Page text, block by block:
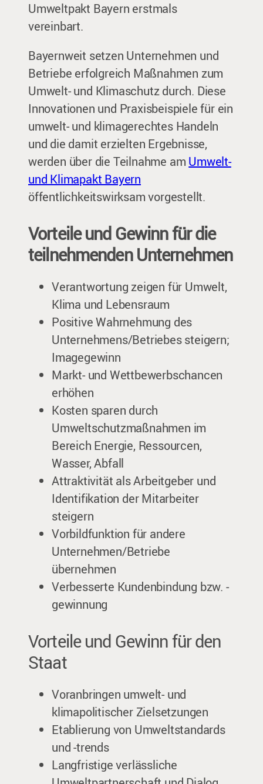
Umweltpakt Bayern erstmals
vereinbart.
Bayernweit setzen Unternehmen und
Betriebe erfolgreich Maßnahmen zum
Umwelt- und Klimaschutz durch. Diese
Innovationen und Praxisbeispiele für ein
umwelt- und klimagerechtes Handeln
und die damit erzielten Ergebnisse,
werden über die Teilnahme am Umwelt-
und Klimapakt Bayern
öffentlichkeitswirksam vorgestellt.
Vorteile und Gewinn für die
teilnehmenden Unternehmen
Verantwortung zeigen für Umwelt,
Klima und Lebensraum
Positive Wahrnehmung des
Unternehmens/Betriebes steigern;
Imagegewinn
Markt- und Wettbewerbschancen
erhöhen
Kosten sparen durch
Umweltschutzmaßnahmen im
Bereich Energie, Ressourcen,
Wasser, Abfall
Attraktivität als Arbeitgeber und
Identifikation der Mitarbeiter
steigern
Vorbildfunktion für andere
Unternehmen/Betriebe
übernehmen
Verbesserte Kundenbindung bzw. -
gewinnung
Vorteile und Gewinn für den
Staat
Voranbringen umwelt- und
klimapolitischer Zielsetzungen
Etablierung von Umweltstandards
und -trends
Langfristige verlässliche